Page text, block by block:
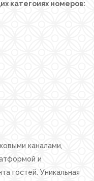
категоиях номеров:
каналами,
и
гостей. Уникальная